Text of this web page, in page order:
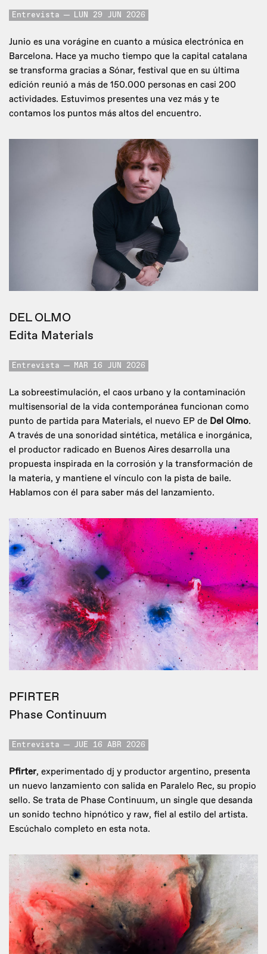
Entrevista LUN 29 JUN 2026
Junio es una vorágine en cuanto a música electrónica en
Barcelona. Hace ya mucho tiempo que la capital catalana
se transforma gracias a Sónar, festival que en su última
edición reunió a más de 150.000 personas en casi 200
actividades. Estuvimos presentes una vez más y te
contamos los puntos más altos del encuentro.
DEL OLMO
Edita Materials
Entrevista MAR 16 JUN 2026
La sobreestimulación, el caos urbano y la contaminación
multisensorial de la vida contemporánea funcionan como
punto de partida para Materials, el nuevo EP de Del Olmo.
A través de una sonoridad sintética, metálica e inorgánica,
el productor radicado en Buenos Aires desarrolla una
propuesta inspirada en la corrosión y la transformación de
la materia, y mantiene el vínculo con la pista de baile.
Hablamos con él para saber más del lanzamiento.
PFIRTER
Phase Continuum
Entrevista JUE 16 ABR 2026
Pfirter, experimentado dj y productor argentino, presenta
un nuevo lanzamiento con salida en Paralelo Rec, su propio
sello. Se trata de Phase Continuum, un single que desanda
un sonido techno hipnótico y raw, fiel al estilo del artista.
Escúchalo completo en esta nota.